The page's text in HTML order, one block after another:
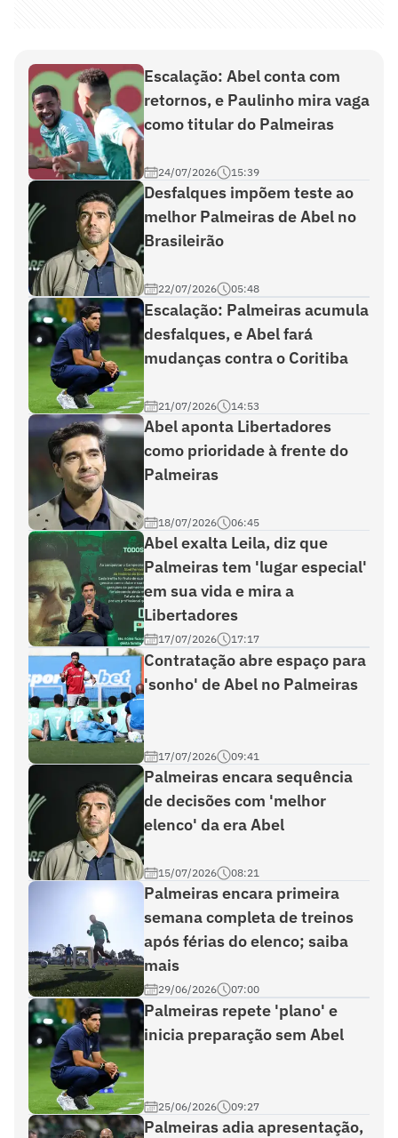
Escalação: Abel conta com
retornos, e Paulinho mira vaga
como titular do Palmeiras
24/07/2026 15:39
Desfalques impõem teste ao
melhor Palmeiras de Abel no
Brasileirão
22/07/2026 05:48
Escalação: Palmeiras acumula
desfalques, e Abel fará
mudanças contra o Coritiba
21/07/2026 14:53
Abel aponta Libertadores
como prioridade à frente do
Palmeiras
18/07/2026 06:45
Abel exalta Leila, diz que
Palmeiras tem 'lugar especial'
em sua vida e mira a
Libertadores
17/07/2026 17:17
Contratação abre espaço para
'sonho' de Abel no Palmeiras
17/07/2026 09:41
Palmeiras encara sequência
de decisões com 'melhor
elenco' da era Abel
15/07/2026 08:21
Palmeiras encara primeira
semana completa de treinos
após férias do elenco; saiba
mais
29/06/2026 07:00
Palmeiras repete 'plano' e
inicia preparação sem Abel
25/06/2026 09:27
Palmeiras adia apresentação,